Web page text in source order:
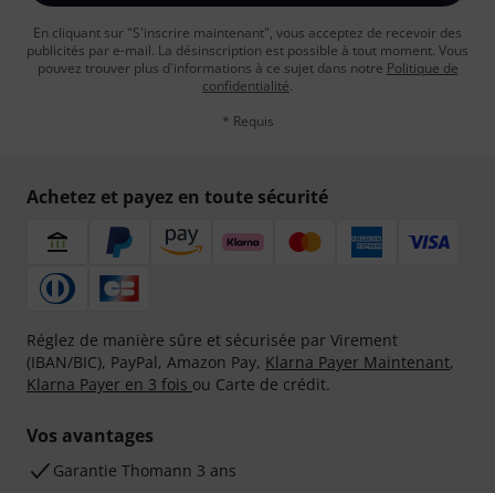
En cliquant sur "S'inscrire maintenant", vous acceptez de recevoir des
publicités par e-mail. La désinscription est possible à tout moment. Vous
pouvez trouver plus d'informations à ce sujet dans notre Politique de
confidentialité.
* Requis
Achetez et payez en toute sécurité
Réglez de manière sûre et sécurisée par Virement
(IBAN/BIC), PayPal, Amazon Pay, Klarna Payer Maintenant,
Klarna Payer en 3 fois ou Carte de crédit.
Vos avantages
Ga­ran­tie Thomann 3 ans